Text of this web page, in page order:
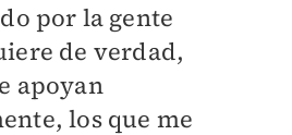
por la gente
de verdad,
apoyan
los que me